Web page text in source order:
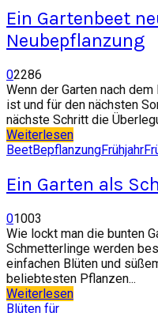
Ein Gartenbeet
Neubepflanzung
02286
Wenn der Garten nach
ist und für den nächsten
nächste Schritt die
Weiterlesen
BeetBepflanzungFrühjahr
Ein Garten als
01003
Wie lockt man die bunten
Schmetterlinge werden
einfachen Blüten und
beliebtesten Pflanzen...
Weiterlesen
Blüten für